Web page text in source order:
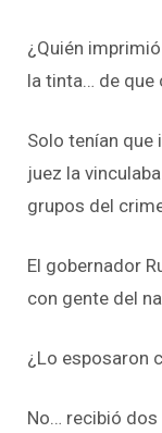
¿Quién
la tinta… de que
Solo tenían que
juez la
grupos del
El gobernador
con gente del
¿Lo esposaron
No… recibió